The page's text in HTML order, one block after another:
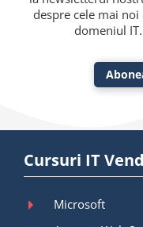
despre cele mai
domeniul
Cursuri IT
Microsoft